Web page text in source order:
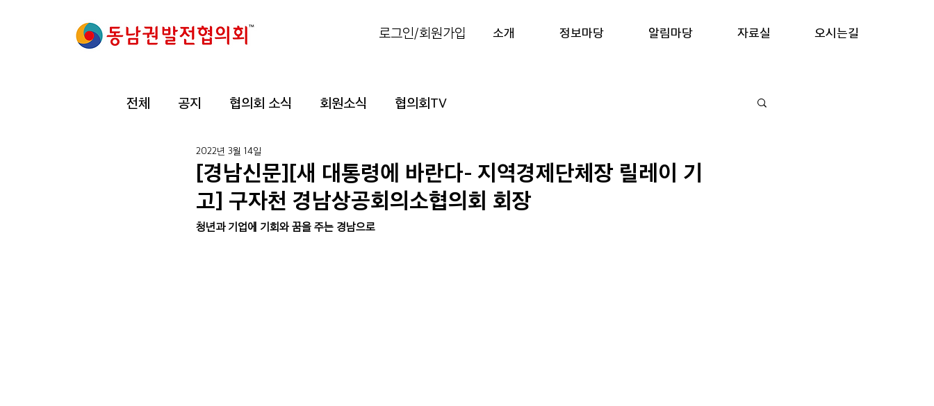
소개 정보마당 알림마당 자료실 오시는길
로그인/회원가입
전체 공지 협의회 소식 회원소식 협의회TV
[경남신문][새 대통령에 바란다- 지역경제단체장 릴레이 기
고] 구자천 경남상공회의소협의회 회장
2022년 3월 14일
청년과 기업에 기회와 꿈을 주는 경남으로